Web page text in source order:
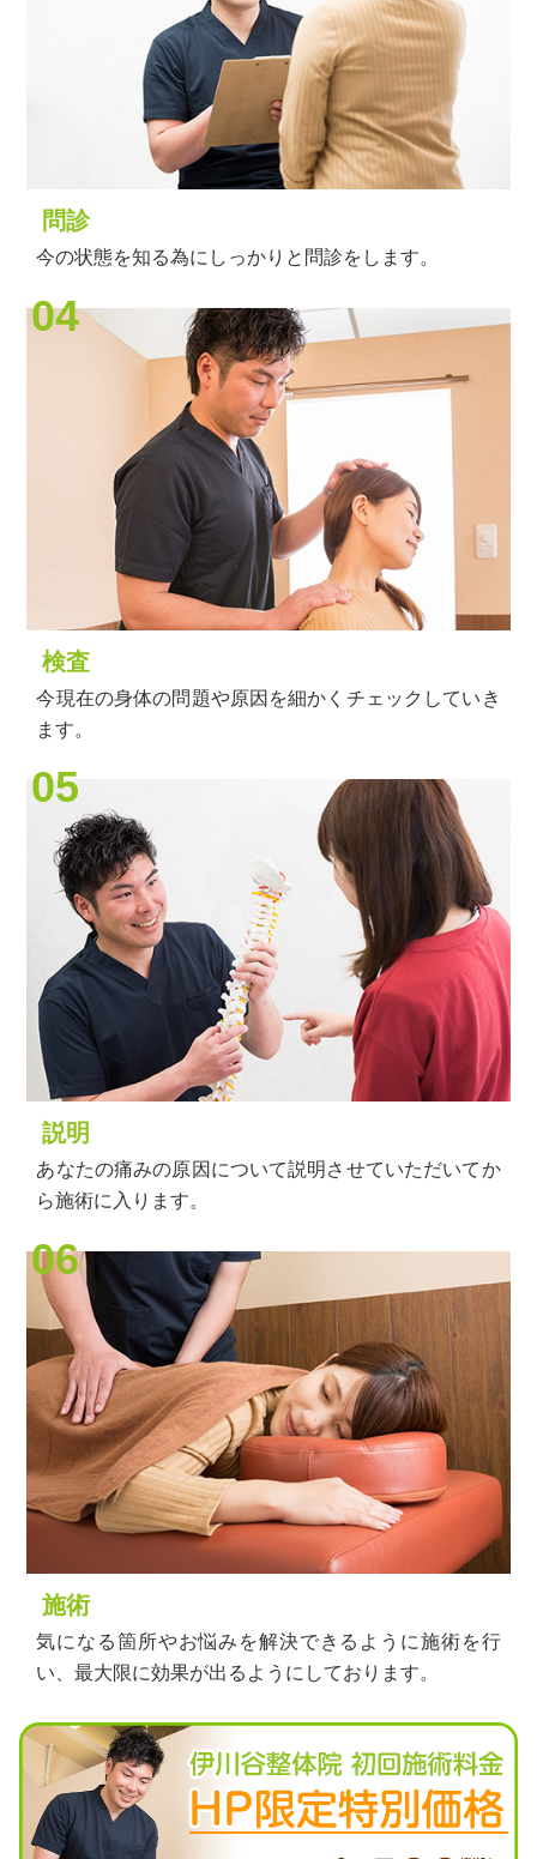
問診
今の状態を知る為にしっかりと問診をします。
04
検査
今現在の身体の問題や原因を細かくチェックしていき
ます。
05
説明
あなたの痛みの原因について説明させていただいてか
ら施術に入ります。
06
施術
気になる箇所やお悩みを解決できるように施術を行
い、最大限に効果が出るようにしております。